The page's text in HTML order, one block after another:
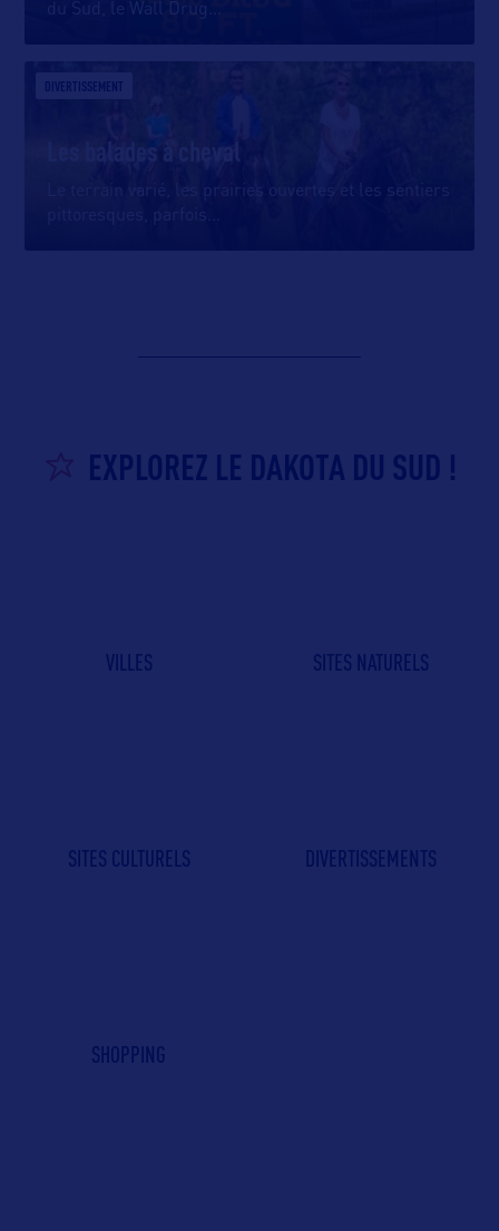
du Sud, le Wall Drug
DIVERTISSEMENT
Les balades à cheval
Le terrain varié, les prairies ouvertes et les sentiers
pittoresques, parfois
EXPLOREZ LE DAKOTA DU SUD !
VILLES SITES NATURELS
SITES CULTURELS DIVERTISSEMENTS
SHOPPING